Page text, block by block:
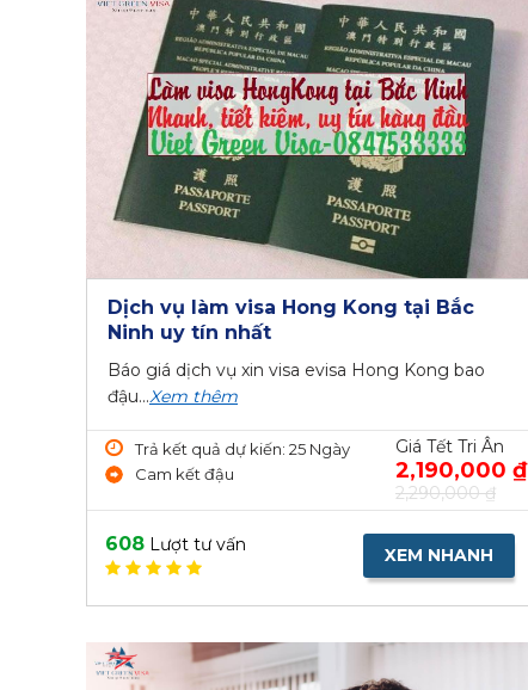
Dịch vụ làm visa Hong Kong tại Bắc
Ninh uy tín nhất
Báo giá dịch vụ xin visa evisa Hong Kong bao
đậu...Xem thêm
Trả kết quả dự kiến: 25 Ngày
Cam kết đậu
Giá Tết Tri Ân
2,190,000 ₫
2,290,000 ₫
608 Lượt tư vấn XEM NHANH